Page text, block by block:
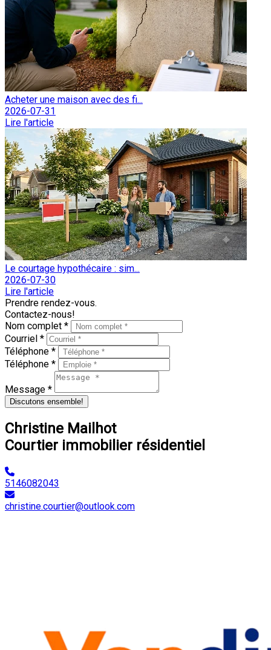
Acheter une maison avec des fi...
2026-07-31
Lire l'article
Le courtage hypothécaire : sim...
2026-07-30
Lire l'article
Prendre rendez-vous.
Contactez-nous!
Nom complet *
Courriel *
Téléphone *
Téléphone *
Message *
Discutons ensemble!
Christine Mailhot
Courtier immobilier résidentiel
5146082043
christine.courtier@outlook.com